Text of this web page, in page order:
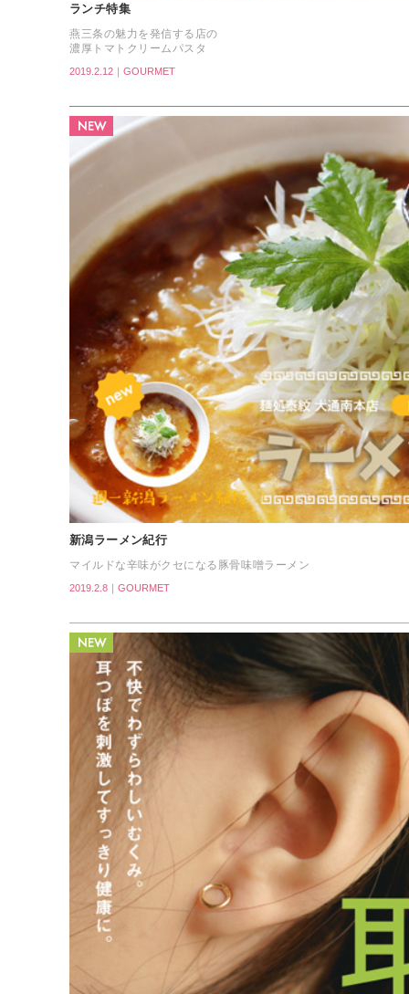
ランチ特集
燕三条の魅力を発信する店の
濃厚トマトクリームパスタ
2019.2.12｜GOURMET
新潟ラーメン紀行
マイルドな辛味がクセになる豚骨味噌ラーメン
2019.2.8｜GOURMET